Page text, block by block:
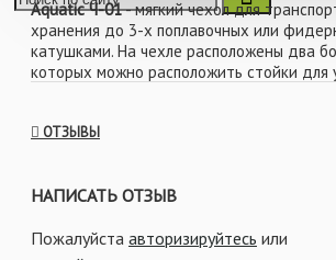
Aquatic Ч-01- мягкий чехол для
хранения до 3-х поплавочных или
катушками. На чехле расположены два
которых можно расположить стойки для
Характеристики:
ОТЗЫВЫ
НАПИСАТЬ ОТЗЫВ
Пожалуйста авторизируйтесь или